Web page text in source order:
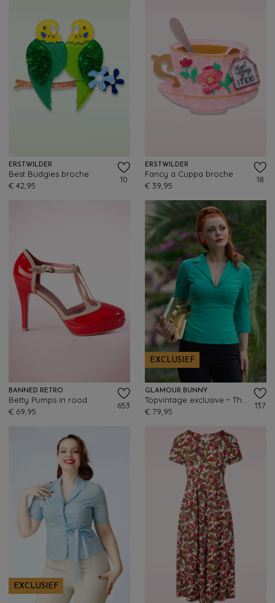
ERSTWILDER
Best Budgies broche
€ 42,95
10
ERSTWILDER
Fancy a Cuppa broche
€ 39,95
18
BANNED RETRO
Betty Pumps in rood
€ 69,95
653
EXCLUSIEF
GLAMOUR BUNNY
€ 79,95
137
EXCLUSIEF